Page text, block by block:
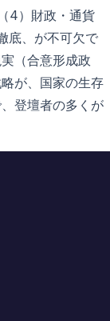
4）財政・通貨
底、が不可欠で
（合意形成政
が、国家の生存
登壇者の多くが